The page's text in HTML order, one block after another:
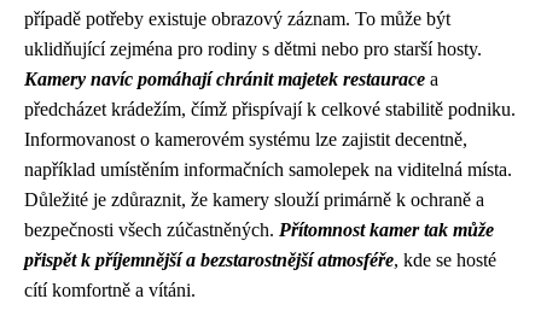
případě potřeby existuje obrazový záznam. To může být
uklidňující zejména pro rodiny s dětmi nebo pro starší hosty.
Kamery navíc pomáhají chránit majetek restaurace a
předcházet krádežím, čímž přispívají k celkové stabilitě podniku.
Informovanost o kamerovém systému lze zajistit decentně,
například umístěním informačních samolepek na viditelná místa.
Důležité je zdůraznit, že kamery slouží primárně k ochraně a
bezpečnosti všech zúčastněných. Přítomnost kamer tak může
přispět k příjemnější a bezstarostnější atmosféře, kde se hosté
cítí komfortně a vítáni.